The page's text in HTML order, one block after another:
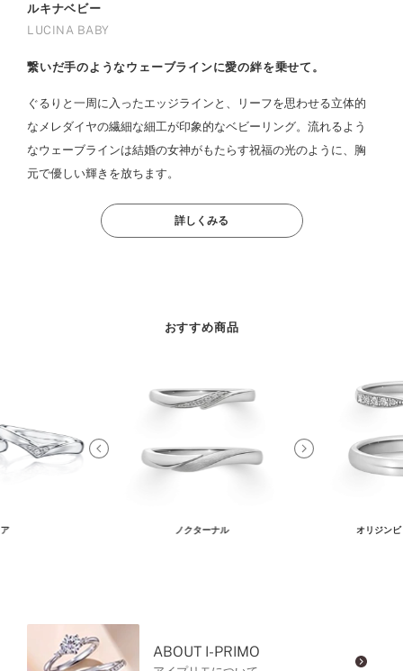
ルキナベビー
LUCINA BABY
繋いだ手のようなウェーブラインに愛の絆を乗せて。
ぐるりと一周に入ったエッジラインと、リーフを思わせる立体的
なメレダイヤの繊細な細工が印象的なベビーリング。流れるよう
なウェーブラインは結婚の女神がもたらす祝福の光のように、胸
元で優しい輝きを放ちます。
詳しくみる
おすすめ商品
ノクターナル オリジン
ABOUT I-PRIMO